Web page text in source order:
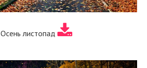
Осень листопад